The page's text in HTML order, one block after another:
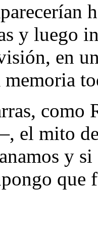
y luego
en
el mito
y si
que